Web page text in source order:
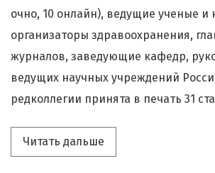
очно, 10 онлайн), ведущие ученые и
организаторы здравоохранения,
журналов, заведующие кафедр,
ведущих научных учреждений
редколлегии принята в печать 31
Читать дальше